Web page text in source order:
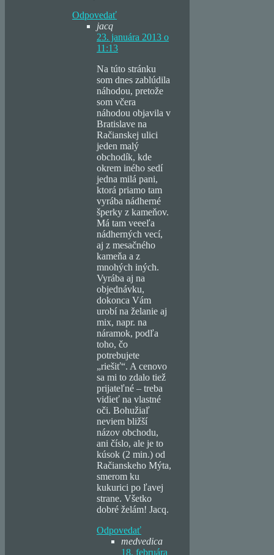
Odpovedať
jacq
23. januára 2013 o
11:13
Na túto stránku
som dnes zablúdila
náhodou, pretože
som včera
náhodou objavila v
Bratislave na
Račianskej ulici
jeden malý
obchodík, kde
okrem iného sedí
jedna milá pani,
ktorá priamo tam
vyrába nádherné
šperky z kameňov.
Má tam veeeľa
nádherných vecí,
aj z mesačného
kameňa a z
mnohých iných.
Vyrába aj na
objednávku,
dokonca Vám
urobí na želanie aj
mix, napr. na
náramok, podľa
toho, čo
potrebujete
„riešiť“. A cenovo
sa mi to zdalo tiež
prijateľné – treba
vidieť na vlastné
oči. Bohužiaľ
neviem bližší
názov obchodu,
ani číslo, ale je to
kúsok (2 min.) od
Račianskeho Mýta,
smerom ku
kukurici po ľavej
strane. Všetko
dobré želám! Jacq.
Odpovedať
medvedica
18. februára